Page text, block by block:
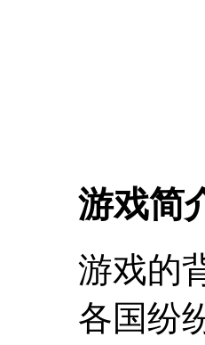
游戏简
游戏的
各国纷